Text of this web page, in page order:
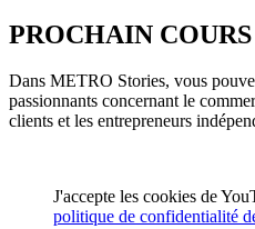
PROCHAIN
Dans METRO Stories, vous
passionnants concernant le
clients et les entrepreneurs
J'accepte les cookies de
politique de confidentialité